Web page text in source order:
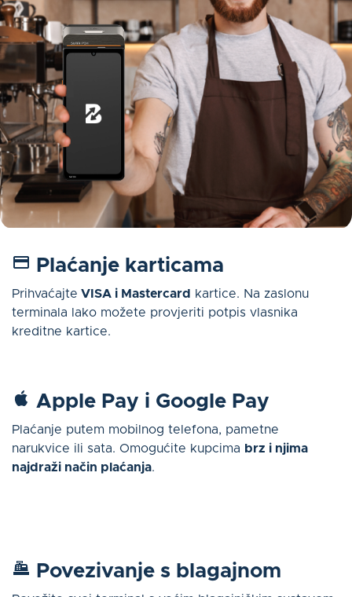
Plaćanje karticama
Prihvaćajte VISA i Mastercard
kartice. Na zaslonu
terminala lako možete provjeriti potpis vlasnika
kreditne kartice.
Apple Pay i Google Pay
Plaćanje putem mobilnog telefona, pametne
narukvice ili sata. Omogućite kupcima brz i njima
najdraži način plaćanja.
Povezivanje s blagajnom